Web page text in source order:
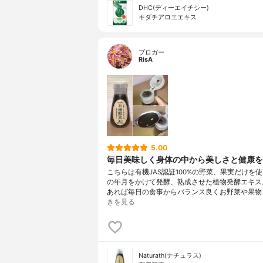
DHC(ディーエイチシー)
キダチアロエエキス
ブロガー
RisA
5.00
毎日美味しく身体の中から美しさと健康
こちらは有機JAS認証100%の野菜、果実だけを
の年月をかけて発酵、熟成させた植物発酵エキ
あれば毎日の食事からバランス良くお野菜や果
きを見る
Naturath(ナチュラス)